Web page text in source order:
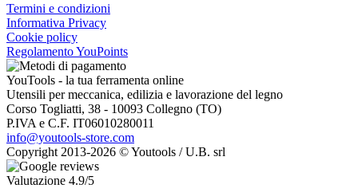
Termini e condizioni
Informativa Privacy
Cookie policy
Regolamento YouPoints
YouTools - la tua ferramenta online
Utensili per meccanica, edilizia e lavorazione del legno
Corso Togliatti, 38 - 10093 Collegno (TO)
P.IVA e C.F. IT06010280011
info@youtools-store.com
Copyright 2013-2026 © Youtools / U.B. srl
Valutazione 4.9/5